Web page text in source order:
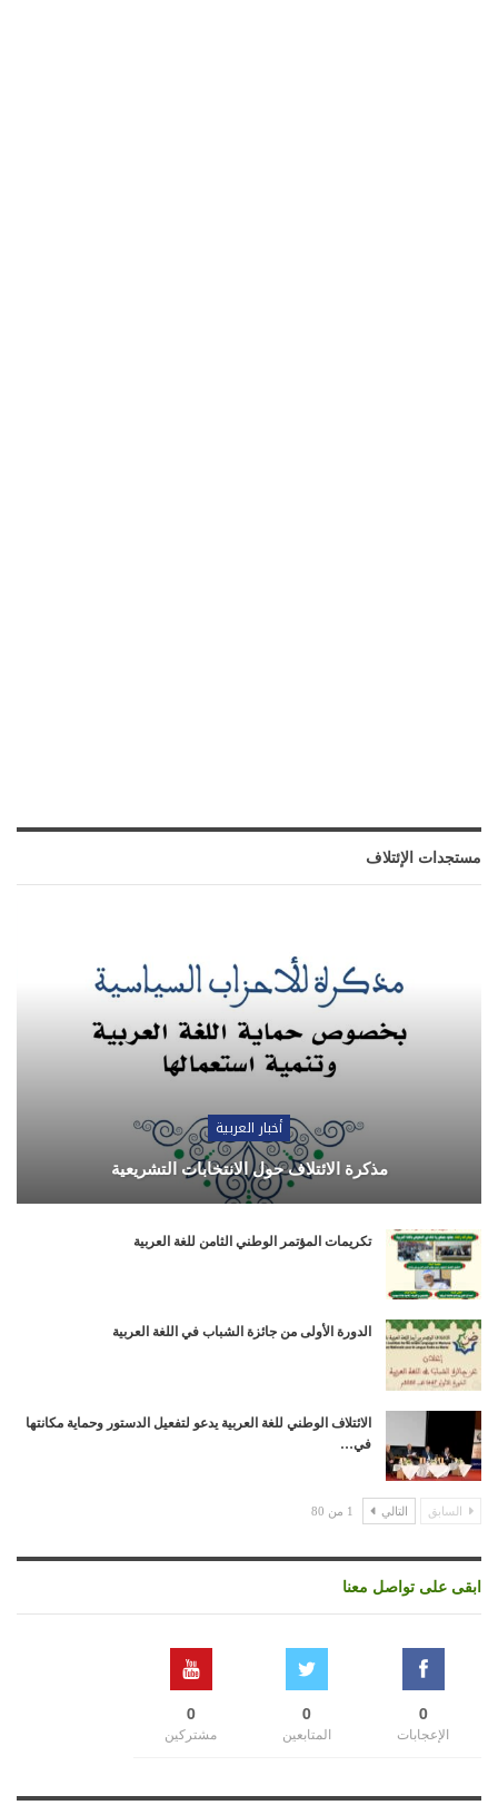
مستجدات الإئتلاف
أخبار العربية
مذكرة الائتلاف حول الانتخابات التشريعية
تكريمات المؤتمر الوطني الثامن للغة العربية
الدورة الأولى من جائزة الشباب في اللغة العربية
الائتلاف الوطني للغة العربية يدعو لتفعيل الدستور وحماية مكانتها
في…
السابق التالي 1 من 80
ابقى على تواصل معنا
0
الإعجابات
0
المتابعين
0
مشتركين